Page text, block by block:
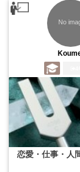
恋愛・仕事・人